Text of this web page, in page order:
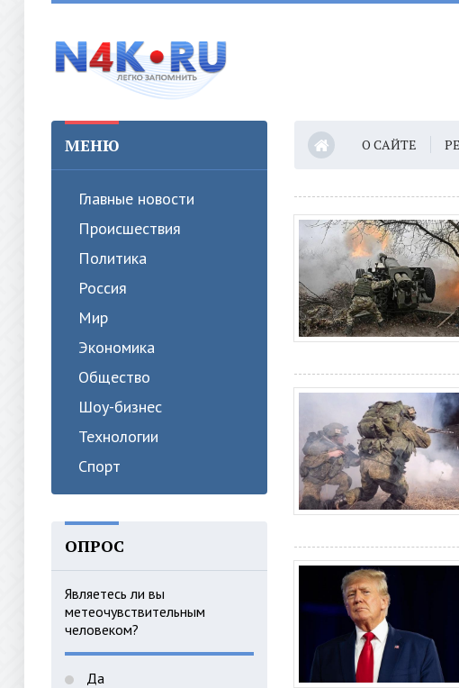
МЕНЮ
Главные новости
Происшествия
Политика
Россия
Мир
Экономика
Общество
Шоу-бизнес
Технологии
Спорт
ОПРОС
Являетесь ли вы
метеочувствительным
человеком?
Да
О САЙТЕ